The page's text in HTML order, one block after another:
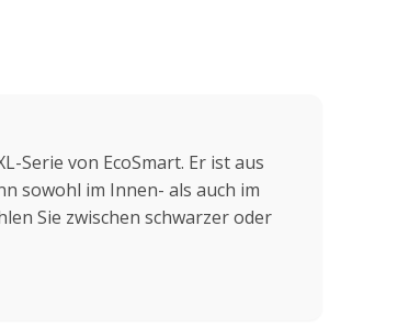
Serie von EcoSmart. Er ist aus
sowohl im Innen- als auch im
Sie zwischen schwarzer oder